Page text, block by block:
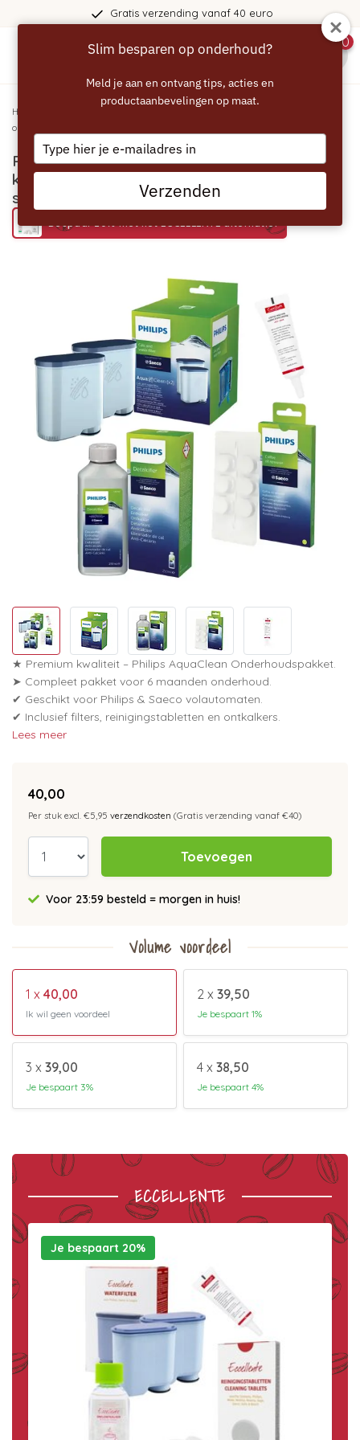
Gratis verzending vanaf 40 euro
0
Home
ontvettingstabletten & siliconenvet
PHILIPS AquaClean onderhoudspakket - 2x
kalkfilter, ontkalker, ontvettingstabletten &
siliconenvet
★ Premium kwaliteit – Philips AquaClean Onderhoudspakket.
➤ Compleet pakket voor 6 maanden onderhoud.
✔ Geschikt voor Philips & Saeco volautomaten.
✔ Inclusief filters, reinigingstabletten en ontkalkers.
Lees meer
40,00
Per stuk excl. €5,95 verzendkosten (Gratis verzending vanaf €40)
Toevoegen
Voor 23:59 besteld = morgen in huis!
Volume voordeel
1 x 40,00
Ik wil geen voordeel
2 x 39,50
Je bespaart 1%
3 x 39,00
Je bespaart 3%
4 x 38,50
Je bespaart 4%
ECCELLENTE
Je bespaart 20%
Slim besparen op onderhoud?
Meld je aan en ontvang tips, acties en
productaanbevelingen op maat.
Type
your
email
Verzenden